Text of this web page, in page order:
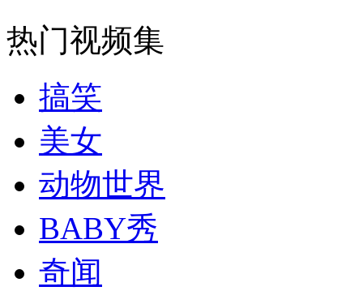
热门视频集
搞笑
美女
动物世界
BABY秀
奇闻